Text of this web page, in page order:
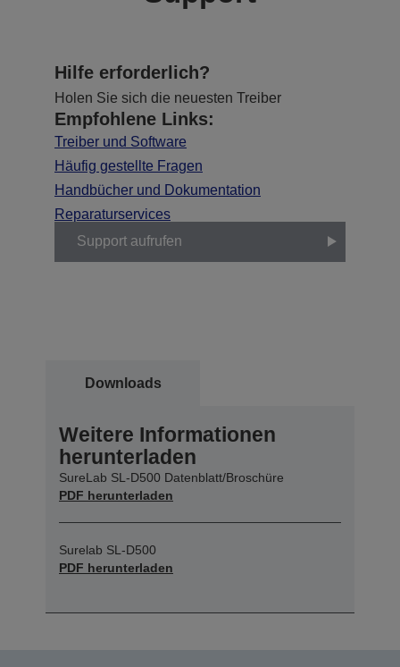
Hilfe erforderlich?
Holen Sie sich die neuesten Treiber
Empfohlene Links:
Treiber und Software
Häufig gestellte Fragen
Handbücher und Dokumentation
Reparaturservices
Support aufrufen
Downloads
Weitere Informationen
herunterladen
SureLab SL-D500 Datenblatt/Broschüre
PDF herunterladen
Surelab SL-D500
PDF herunterladen